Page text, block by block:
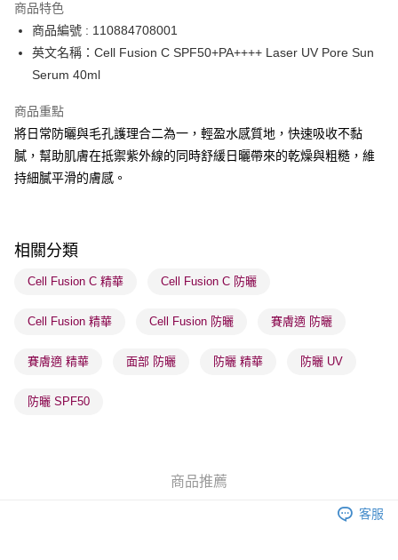
PayMe
WeChat Pay
送貨方式
順豐自助櫃 - 確認發貨後1-3個工作天送達
每筆HK$65.00，滿HK$300.00或以上免運費
每筆HK$65.00，滿HK$300.00或以上免運費
確認發貨後1-3 工作天送達，訂單將隨機分配至SF順豐速運或京東
每筆HK$65.00，滿HK$300.00或以上免運費
(香港門市) 只顯示可選門市。確認發貨後2-5個工作天到店，3天內
每筆HK$20.00，滿HK$100.00或以上免運費
每筆HK$20.00，滿HK$100.00或以上免運費
運費表
商品特色
商品編號 : 110884708001
英文名稱：Cell Fusion C SPF50+PA++++ Laser UV Pore Sun
Serum 40ml
商品重點
將日常防曬與毛孔護理合二為一，輕盈水感質地，快速吸收不黏
膩，幫助肌膚在抵禦紫外線的同時舒緩日曬帶來的乾燥與粗糙，維
持細膩平滑的膚感。
相關分類
Cell Fusion C 精華 Cell Fusion C 防曬
Cell Fusion 精華 Cell Fusion 防曬 賽膚適 防曬
賽膚適 精華 面部 防曬 防曬 精華 防曬 UV
防曬 SPF50
商品推薦
客服